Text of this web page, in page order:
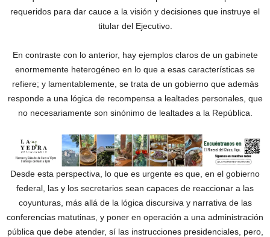
requeridos para dar cauce a la visión y decisiones que instruye el
titular del Ejecutivo.
En contraste con lo anterior, hay ejemplos claros de un gabinete
enormemente heterogéneo en lo que a esas características se
refiere; y lamentablemente, se trata de un gobierno que además
responde a una lógica de recompensa a lealtades personales, que
no necesariamente son sinónimo de lealtades a la República.
Desde esta perspectiva, lo que es urgente es que, en el gobierno
federal, las y los secretarios sean capaces de reaccionar a las
coyunturas, más allá de la lógica discursiva y narrativa de las
conferencias matutinas, y poner en operación a una administración
pública que debe atender, sí las instrucciones presidenciales, pero,